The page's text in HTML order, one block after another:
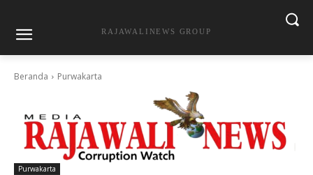
RAJAWALINEWS GROUP
Beranda Purwakarta
Purwakarta